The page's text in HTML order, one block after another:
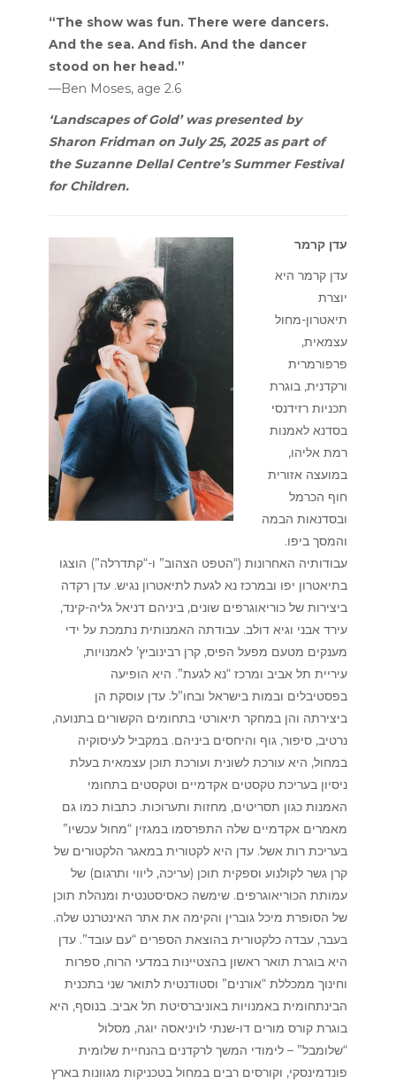
“The show was fun. There were dancers.
And the sea. And fish. And the dancer
stood on her head.”
—Ben Moses, age 2.6
‘Landscapes of Gold’ was presented by
Sharon Fridman on July 25, 2025 as part of
the Suzanne Dellal Centre’s Summer Festival
for Children.
עדן קרמר
עדן קרמר היא
יוצרת
תיאטרון-מחול
עצמאית,
פרפורמרית
ורקדנית, בוגרת
תכניות רזידנסי
בסדנא לאמנות
רמת אליהו,
במועצה אזורית
חוף הכרמל
ובסדנאות הבמה
והמסך ביפו.
עבודותיה האחרונות (“הטפט הצהוב” ו-“קתדרלה”) הוצגו
בתיאטרון יפו ובמרכז נא לגעת לתיאטרון נגיש. עדן רקדה
ביצירות של כוריאוגרפים שונים, ביניהם דניאל גליה-קינד,
עירד אבני וגיא דולב. עבודתה האמנותית נתמכת על ידי
מענקים מטעם מפעל הפיס, קרן רבינוביץ’ לאמנויות,
עיריית תל אביב ומרכז “נא לגעת”. היא הופיעה
בפסטיבלים ובמות בישראל ובחו”ל. עדן עוסקת הן
ביצירתה והן במחקר תיאורטי בתחומים הקשורים בתנועה,
נרטיב, סיפור, גוף והיחסים ביניהם. במקביל לעיסוקיה
במחול, היא עורכת לשונית ועורכת תוכן עצמאית בעלת
ניסיון בעריכת טקסטים אקדמיים וטקסטים בתחומי
האמנות כגון תסריטים, מחזות ותערוכות. כתבות כמו גם
מאמרים אקדמיים שלה התפרסמו במגזין “מחול עכשיו”
בעריכת רות אשל. עדן היא לקטורית במאגר הלקטורים של
קרן גשר לקולנוע וספקית תוכן (עריכה, ליווי ותרגום) של
עמותת הכוריאוגרפים. שימשה כאסיסטנטית ומנהלת תוכן
של הסופרת מיכל גוברין והקימה את אתר האינטרנט שלה.
בעבר, עבדה כלקטורית בהוצאת הספרים “עם עובד”. עדן
היא בוגרת תואר ראשון בהצטיינות במדעי הרוח, ספרות
וחינוך ממכללת “אורנים” וסטודנטית לתואר שני בתכנית
הבינתחומית באמנויות באוניברסיטת תל אביב. בנוסף, היא
בוגרת קורס מורים דו-שנתי לויניאסה יוגה, מסלול
“שלומבל” – לימודי המשך לרקדנים בהנחיית שלומית
פונדמינסקי, וקורסים רבים במחול בטכניקות מגוונות בארץ